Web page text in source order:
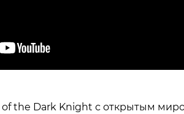
of the Dark Knight с открытым